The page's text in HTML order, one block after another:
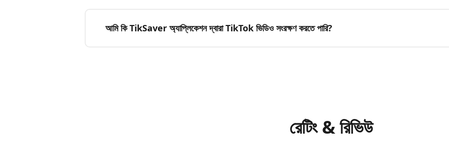
আমি কি TikSaver অ্যাপ্লিকেশন দ্বারা TikTok ভিডিও সংরক্ষণ করতে পারি?
রেটিং&রিভিউ